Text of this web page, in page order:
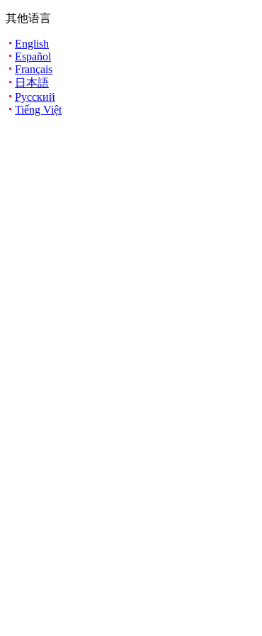
其他语言
English
Español
Français
日本語
Русский
Tiếng Việt